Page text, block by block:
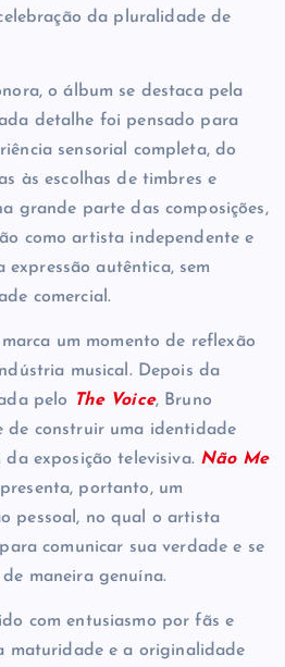
da pluralidade de
o álbum se destaca pela
detalhe foi pensado para
sensorial completa, do
às escolhas de timbres e
grande parte das composições,
como artista independente e
expressão autêntica, sem
comercial.
um momento de reflexão
musical. Depois da
pelo
The Voice, Bruno
de construir uma identidade
exposição televisiva. Não Me
portanto, um
pessoal, no qual o artista
comunicar sua verdade e se
maneira genuína.
com entusiasmo por fãs e
maturidade e a originalidade